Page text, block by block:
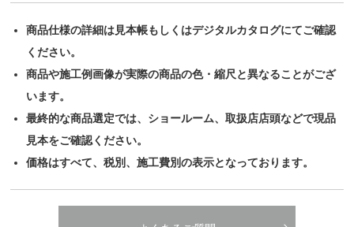
商品仕様の詳細は見本帳もしくはデジタルカタログにてご確認
ください。
商品や施工例画像が実際の商品の色・縮尺と異なることがござ
います。
最終的な商品選定では、ショールーム、取扱店店頭などで現品
見本をご確認ください。
価格はすべて、税別、施工費別の表示となっております。